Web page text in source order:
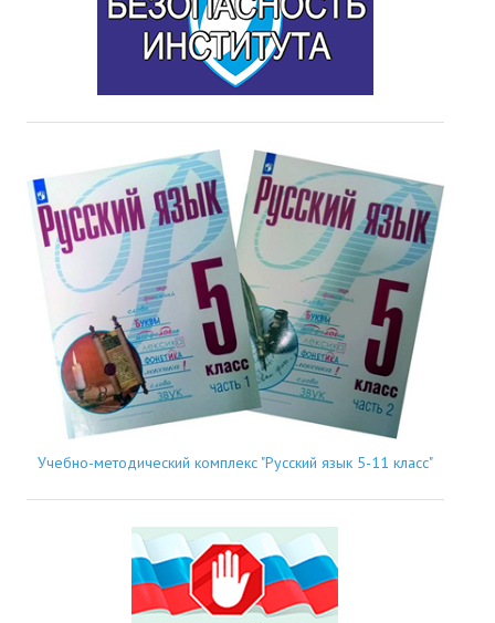
Учебно-методический комплекс "Русский язык 5-11 класс"